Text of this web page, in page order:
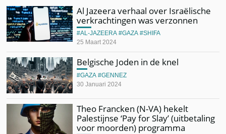
Al Jazeera verhaal over Israëlische
verkrachtingen was verzonnen
25 Maart 2024
AL-JAZEERA GAZA SHIFA
Belgische Joden in de knel
30 Januari 2024
GAZA GENNEZ
Theo Francken (N-VA) hekelt
Palestijnse ‘Pay for Slay’ (uitbetaling
voor moorden) programma